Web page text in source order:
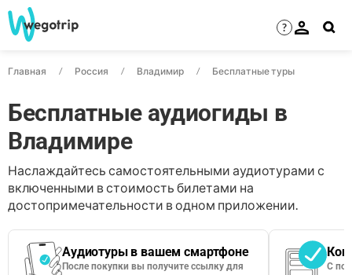
?
Главная Россия Владимир Бесплатные туры
Бесплатные аудиогиды в
Владимире
Наслаждайтесь самостоятельными аудиотурами с
включенными в стоимость билетами на
достопримечательности в одном приложении.
Аудиотуры в вашем смартфоне
После покупки вы получите ссылку для
С